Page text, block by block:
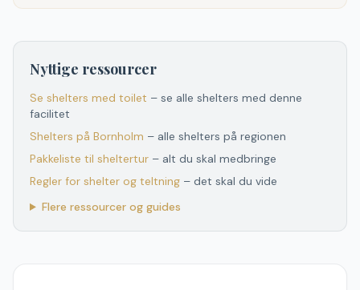
Nyttige ressourcer
Se shelters med toilet – se alle shelters med denne
facilitet
Shelters på Bornholm – alle shelters på regionen
Pakkeliste til sheltertur – alt du skal medbringe
Regler for shelter og teltning – det skal du vide
Flere ressourcer og guides